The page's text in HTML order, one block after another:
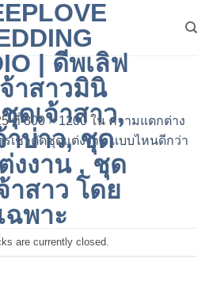
ที่800 × 1200 ใน ความแตกต่าง
เช่าตัดชุดแต่งงาน แบบไหนดีกว่า
are currently closed.